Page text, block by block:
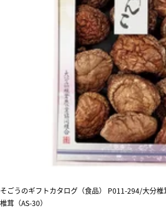
そごうのギフトカタログ（食品） P011-294/大分
椎茸（AS-30）